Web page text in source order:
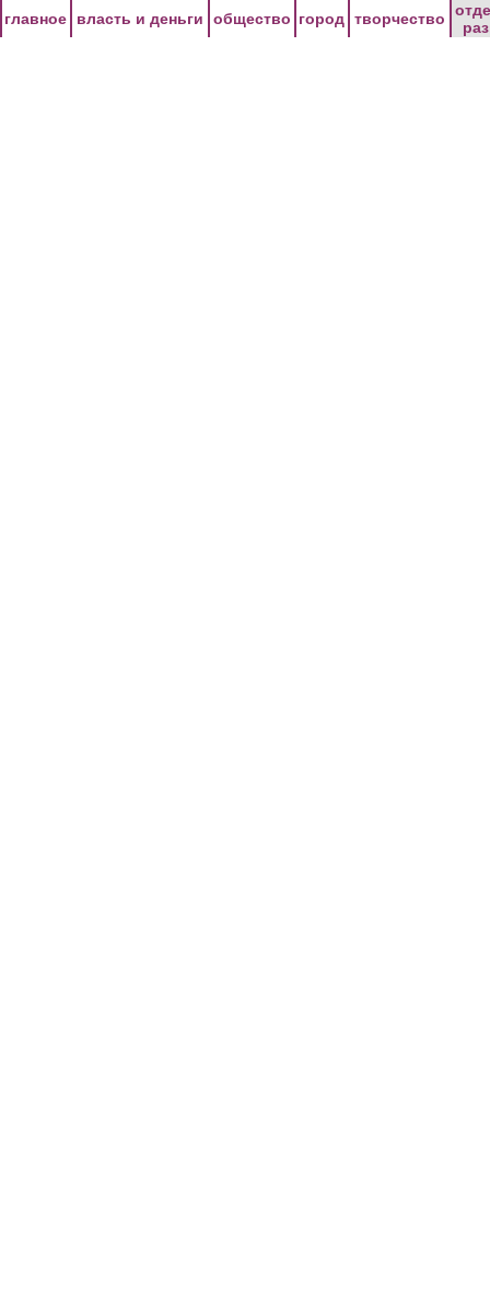
главное власть и деньги общество город творчество